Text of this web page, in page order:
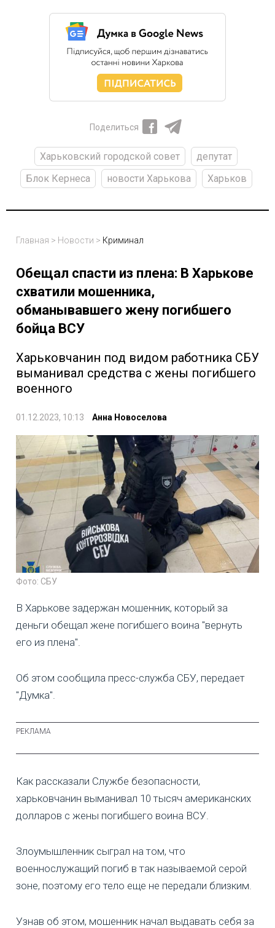
Поделиться
Харьковский городской совет
депутат
Блок Кернеса
новости Харькова Харьков
Главная > Новости > Криминал
Обещал спасти из плена: В Харькове
схватили мошенника,
обманывавшего жену погибшего
бойца ВСУ
Харьковчанин под видом работника СБУ
выманивал средства с жены погибшего
военного
01.12.2023, 10:13 Анна Новоселова
Фото: СБУ
В Харькове задержан мошенник, который за
деньги обещал жене погибшего воина "вернуть
его из плена".
Об этом сообщила пресс-служба СБУ, передает
"Думка".
Как рассказали Службе безопасности,
харьковчанин выманивал 10 тысяч американских
долларов с жены погибшего воина ВСУ.
Злоумышленник сыграл на том, что
военнослужащий погиб в так называемой серой
зоне, поэтому его тело еще не передали близким.
Узнав об этом, мошенник начал выдавать себя за